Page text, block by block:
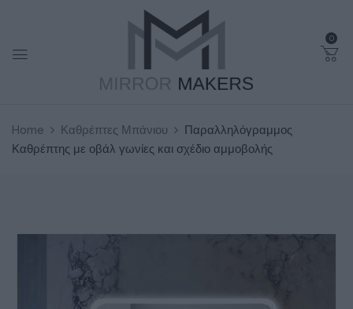
0
Home Καθρέπτες Μπάνιου
Παραλληλόγραμμος
Καθρέπτης με οβάλ γωνίες και σχέδιο αμμοβολής